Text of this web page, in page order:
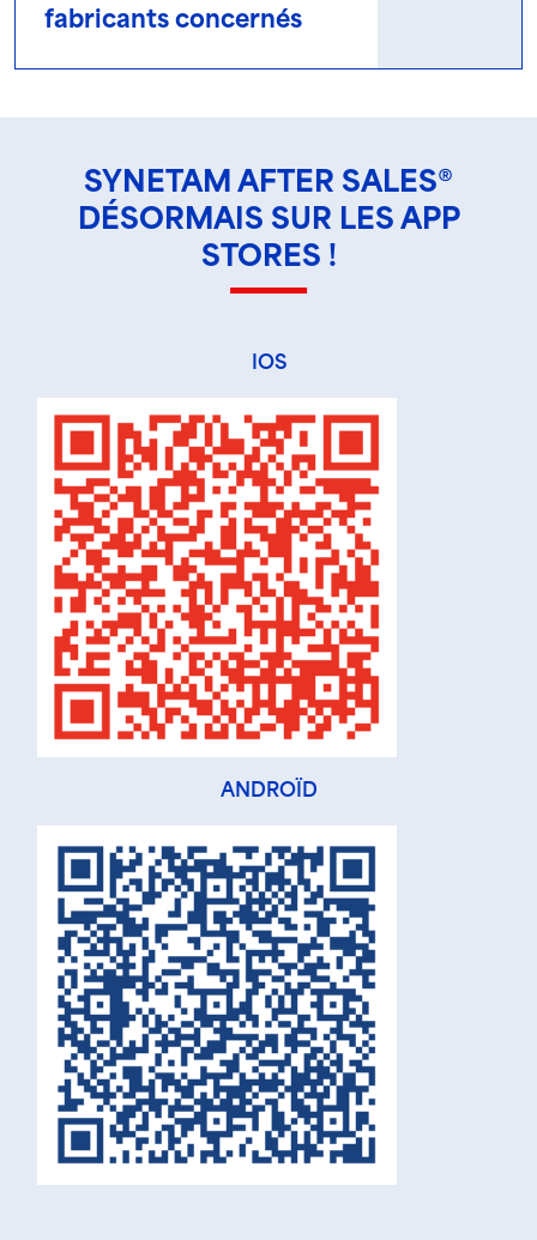
fabricants concernés
SYNETAM AFTER SALES®
DÉSORMAIS SUR LES APP
STORES !
IOS
ANDROÏD